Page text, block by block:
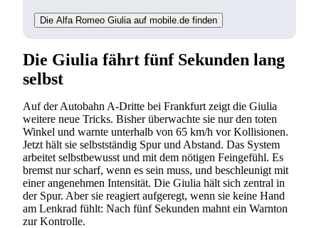
Die Alfa Romeo Giulia auf mobile.de finden
Die Giulia fährt fünf Sekunden lang
selbst
Auf der Autobahn A-Dritte bei Frankfurt zeigt die Giulia
weitere neue Tricks. Bisher überwachte sie nur den toten
Winkel und warnte unterhalb von 65 km/h vor Kollisionen.
Jetzt hält sie selbstständig Spur und Abstand. Das System
arbeitet selbstbewusst und mit dem nötigen Feingefühl. Es
bremst nur scharf, wenn es sein muss, und beschleunigt mit
einer angenehmen Intensität. Die Giulia hält sich zentral in
der Spur. Aber sie reagiert aufgeregt, wenn sie keine Hand
am Lenkrad fühlt: Nach fünf Sekunden mahnt ein Warnton
zur Kontrolle.